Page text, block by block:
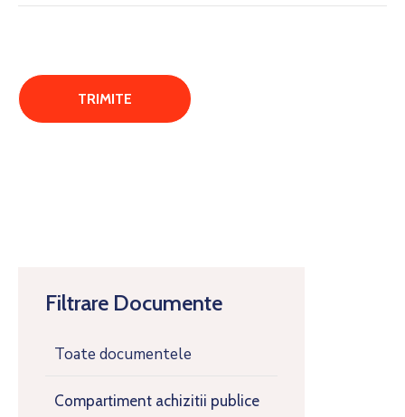
Filtrare Documente
Toate documentele
Compartiment achizitii publice